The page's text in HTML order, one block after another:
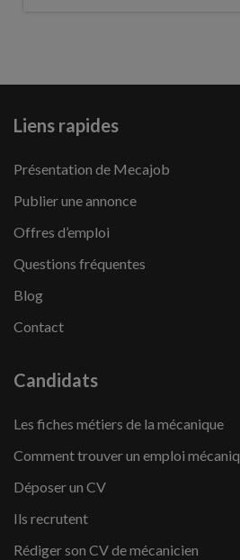
Liens rapides
Présentation de Mecajob
Publier une annonce
Offres d’emploi
Questions fréquentes
Blog
Contact
Candidats
Les fiches métiers de la mécanique
Comment trouver un emploi
Déposer un CV
Ils recrutent
Rédiger son CV de mécanicien